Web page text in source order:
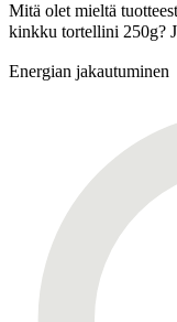
Mitä olet mieltä
kinkku tortellini 250g?
Energian jakautuminen